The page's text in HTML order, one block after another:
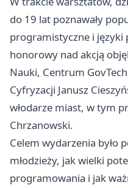
do 19 lat poznawały
programistyczne i
honorowy nad akcją
Nauki, Centrum
Cyfryzacji Janusz
włodarze miast, w tym
Chrzanowski.
Celem wydarzenia było
młodzieży, jak wielki
programowania i jak